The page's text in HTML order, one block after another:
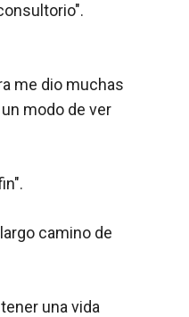
me dio muchas
modo de ver
camino de
una vida